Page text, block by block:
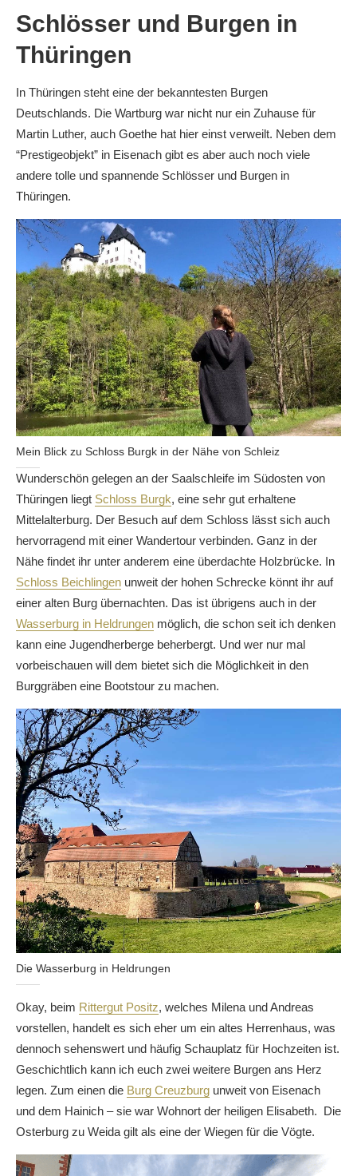
Schlösser und Burgen in
Thüringen
In Thüringen steht eine der bekanntesten Burgen
Deutschlands. Die Wartburg war nicht nur ein Zuhause für
Martin Luther, auch Goethe hat hier einst verweilt. Neben dem
“Prestigeobjekt” in Eisenach gibt es aber auch noch viele
andere tolle und spannende Schlösser und Burgen in
Thüringen.
Mein Blick zu Schloss Burgk in der Nähe von Schleiz
Wunderschön gelegen an der Saalschleife im Südosten von
Thüringen liegt Schloss Burgk, eine sehr gut erhaltene
Mittelalterburg. Der Besuch auf dem Schloss lässt sich auch
hervorragend mit einer Wandertour verbinden. Ganz in der
Nähe findet ihr unter anderem eine überdachte Holzbrücke. In
Schloss Beichlingen unweit der hohen Schrecke könnt ihr auf
einer alten Burg übernachten. Das ist übrigens auch in der
Wasserburg in Heldrungen möglich, die schon seit ich denken
kann eine Jugendherberge beherbergt. Und wer nur mal
vorbeischauen will dem bietet sich die Möglichkeit in den
Burggräben eine Bootstour zu machen.
Die Wasserburg in Heldrungen
Okay, beim Rittergut Positz, welches Milena und Andreas
vorstellen, handelt es sich eher um ein altes Herrenhaus, was
dennoch sehenswert und häufig Schauplatz für Hochzeiten ist.
Geschichtlich kann ich euch zwei weitere Burgen ans Herz
legen. Zum einen die Burg Creuzburg unweit von Eisenach
und dem Hainich – sie war Wohnort der heiligen Elisabeth. Die
Osterburg zu Weida gilt als eine der Wiegen für die Vögte.